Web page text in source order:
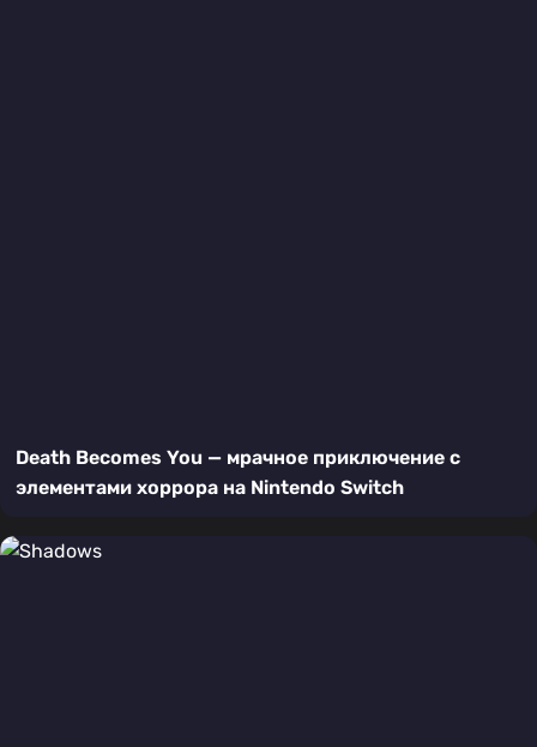
Death Becomes You — мрачное приключение с
элементами хоррора на Nintendo Switch